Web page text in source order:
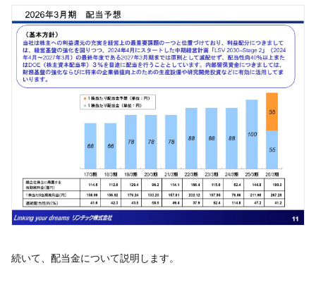
続いて、配当金について説明します。